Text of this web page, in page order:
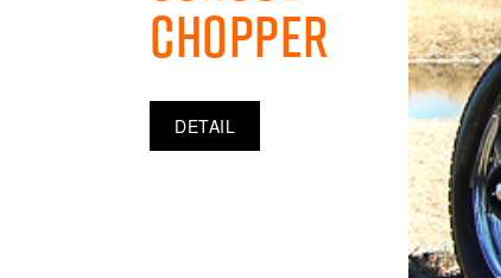
Chopper
DETAIL